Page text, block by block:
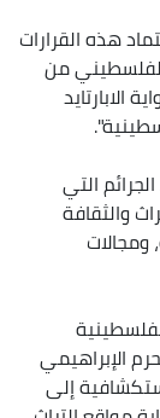
هذه القرارات
من
التي
والثقافة
الإبراهيمي
إلى